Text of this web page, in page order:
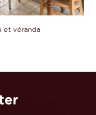
et véranda